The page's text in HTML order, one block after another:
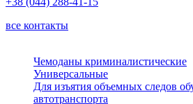
все контакты
Чемоданы криминалистические
Универсальные
Для изъятия объемных следов
автотранспорта